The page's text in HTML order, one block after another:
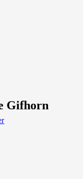
Gifhorn